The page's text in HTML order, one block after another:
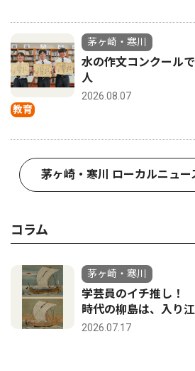
教育
茅ヶ崎・寒川
水の作文コンクール
人
2026.08.07
茅ヶ崎・寒川 ローカルニュー
コラム
茅ヶ崎・寒川
学芸員のイチ推し！
時代の柳島は、入り
2026.07.17